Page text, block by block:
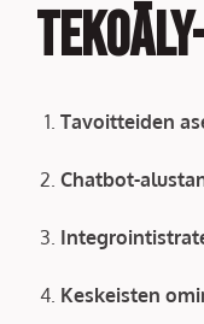
Tavoitteiden
Chatbot-
Keskeisten